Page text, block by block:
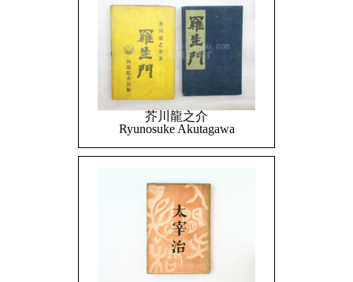
芥川龍之介
Ryunosuke Akutagawa